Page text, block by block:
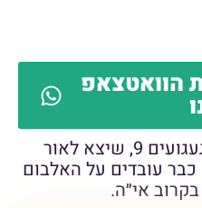
הוואטצאפ
ניגון זה חותם את האלבום געגועים 9, שיצא לאור
עובדים על האלבום
אי״ה.